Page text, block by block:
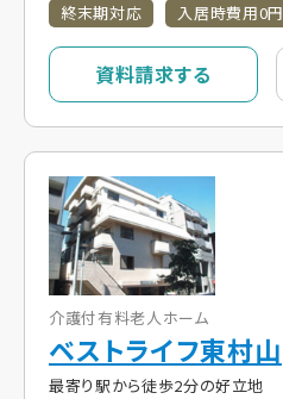
終末期対応
入居時費用0円
資料請求する
介護付有料老人ホーム
ベストライフ東村山
最寄り駅から徒歩2分の好立地